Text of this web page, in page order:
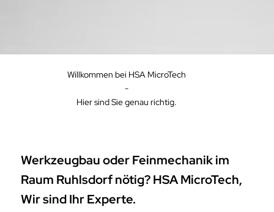
Willkommen bei HSA MicroTech
-
Hier sind Sie genau richtig.
Werkzeugbau oder Feinmechanik im
Raum Ruhlsdorf nötig? HSA MicroTech,
Wir sind Ihr Experte.